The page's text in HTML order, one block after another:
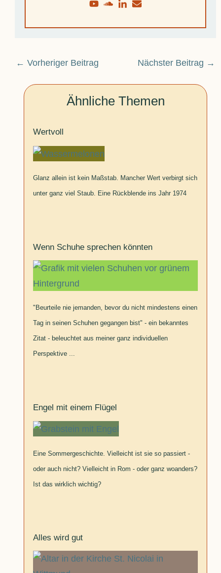
← Vorheriger Beitrag Nächster Beitrag →
Ähnliche Themen
Wertvoll
Glanz allein ist kein Maßstab. Mancher Wert verbirgt sich
unter ganz viel Staub. Eine Rückblende ins Jahr 1974
Wenn Schuhe sprechen könnten
"Beurteile nie jemanden, bevor du nicht mindestens einen
Tag in seinen Schuhen gegangen bist" - ein bekanntes
Zitat - beleuchtet aus meiner ganz individuellen
Perspektive ...
Engel mit einem Flügel
Eine Sommergeschichte. Vielleicht ist sie so passiert -
oder auch nicht? Vielleicht in Rom - oder ganz woanders?
Ist das wirklich wichtig?
Alles wird gut